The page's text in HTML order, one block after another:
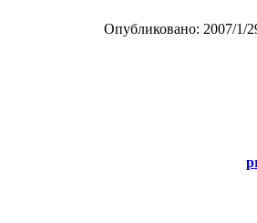
Опубликовано: 2007/1/